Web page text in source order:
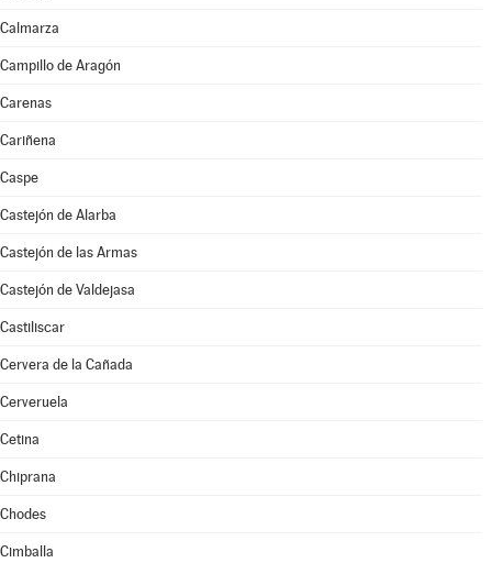
Calmarza
Campillo de Aragón
Carenas
Cariñena
Caspe
Castejón de Alarba
Castejón de las Armas
Castejón de Valdejasa
Castiliscar
Cervera de la Cañada
Cerveruela
Cetina
Chiprana
Chodes
Cimballa